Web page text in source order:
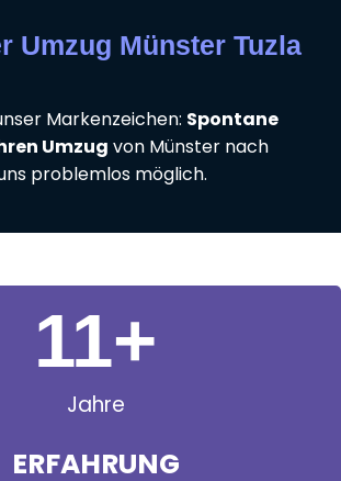
Umzug Münster Tuzla
Markenzeichen: Spontane
Umzug von Münster nach
problemlos möglich.
Jahre
ERFAHRUNG
11+